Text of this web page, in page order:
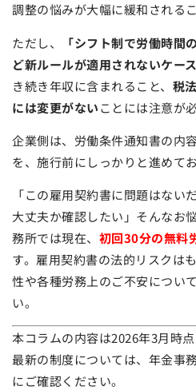
調整の悩みが大幅に緩和される
ただし、
「シフト制で労働時間
ど新ルールが適用されないケー
き続き年収に含まれること、 税
には変更がないことには注意が
企業側は、労働条件通知書の内
を、施行前にしっかりと進めて
「この雇用契約書に問題はない
大丈夫か確認したい」そんなお
務所では現在、 初回30分の無料
す。雇用契約書の法的リスクは
性や各種労務上のご不安につい
い。
本コラムの内容は2026年3月時
最新の制度については、年金事
にご確認ください。